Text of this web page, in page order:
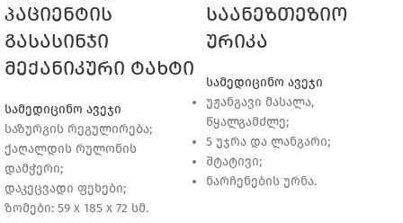
პაციენტის
გასასინჯი
მექანიკური ტახტი
სამედიცინო ავეჯი
საზურგის რეგულირება;
ქაღალდის რულონის
დამჭერი;
დაკეცვადი ფეხები;
ზომები: 59 x 185 x 72 სმ.
საანეზთეზიო
ურიკა
სამედიცინო ავეჯი
უჟანგავი მასალა,
წყალგამძლე;
5 უჯრა და ლანგარი;
შტატივი;
ნარჩენების ურნა.